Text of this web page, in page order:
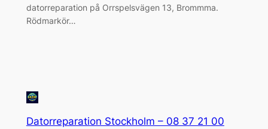
datorreparation på Orrspelsvägen 13, Brommma.
Rödmarkör…
Datorreparation Stockholm – 08 37 21 00